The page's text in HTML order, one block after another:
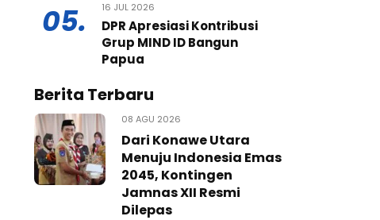
05. 16 JUL 2026
DPR Apresiasi Kontribusi
Grup MIND ID Bangun
Papua
Berita Terbaru
08 AGU 2026
Dari Konawe Utara
Menuju Indonesia Emas
2045, Kontingen
Jamnas XII Resmi
Dilepas